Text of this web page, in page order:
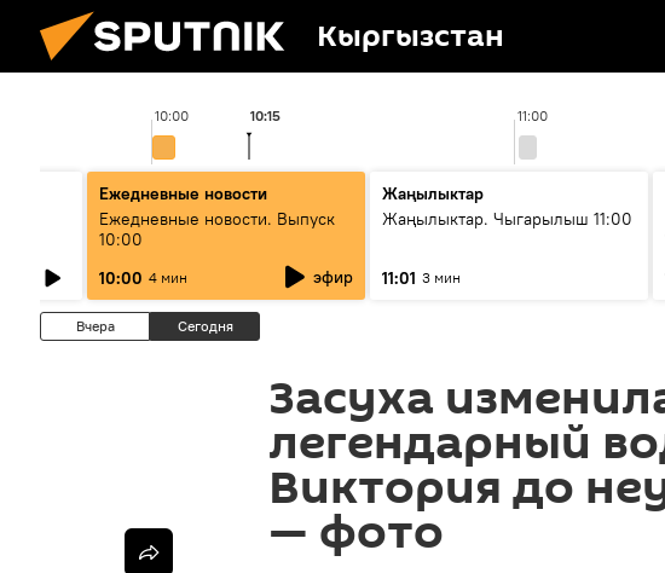
Кыргызстан
10:00 11:00
10:15
Ежедневные новости
Ежедневные новости. Выпуск
10:00
10:00 4 мин эфир
Жаңылыктар
Жаңылыктар. Чыгарылыш 11:00
11:01 3 мин
Вчера Сегодня
Засуха
легендарный
Виктория до
— фото